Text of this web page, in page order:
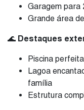
Garagem para
Grande área
🌊 Destaques
Piscina
Lagoa
família
Estrutura